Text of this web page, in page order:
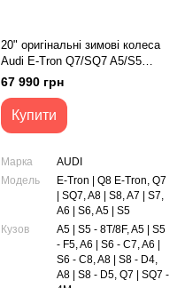
20" оригінальні зимові колеса
Audi E-Tron Q7/SQ7 A5/S5
A6/S6 A8/S8 (4KE601025T)
67 990 грн
Купити
Марка
AUDI
Модель
E-Tron | Q8 E-Tron, Q7
| SQ7, A8 | S8, A7 | S7,
A6 | S6, A5 | S5
Кузов
A5 | S5 - 8T/8F, A5 | S5
- F5, A6 | S6 - C7, A6 |
S6 - C8, A8 | S8 - D4,
A8 | S8 - D5, Q7 | SQ7 -